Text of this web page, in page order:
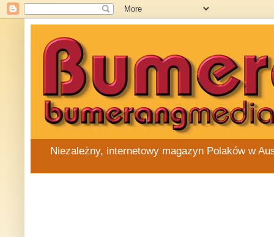
Niezależny, internetowy magazyn Polaków w